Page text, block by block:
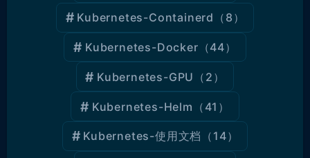
留言
Kubernetes-Containerd （8）
Kubernetes-Docker （44）
Kubernetes-GPU （2）
Kubernetes-Helm （41）
Kubernetes-使用文档 （14）